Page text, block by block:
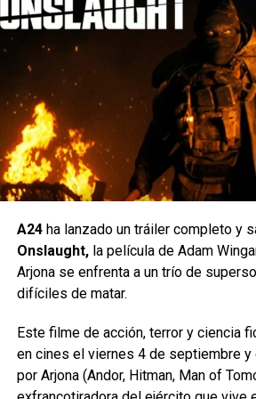
Las entregas más recientes, Jumanji:
millones y 801,6 millones de dólares
respectivamente.
La sinopsis también confirma que esta
película original de Jumanji,
Robin Williams, Jonathan Hyde,
Dunst, Bradley Pierce, David Alan Grier
Quienes conozcan la historia
algunos de los momentos más
poder de Ravana, la entrega del arco
Vishnu a Parshuram, el Swayamvar
Rama durante catorce años, el
A24ha lanzado un tráiler completo y
Onslaught,la película de Adam
Arjona se enfrenta a un trío de
difíciles de matar.
Este filme de acción, terror y ciencia
en cines el viernes 4 de septiembre
por Arjona (Andor, Hitman, Man of